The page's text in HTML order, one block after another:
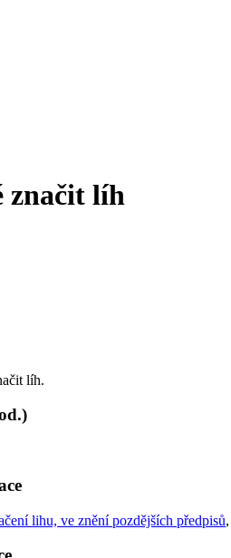
značit líh
líh.
lihu, ve znění pozdějších předpisů